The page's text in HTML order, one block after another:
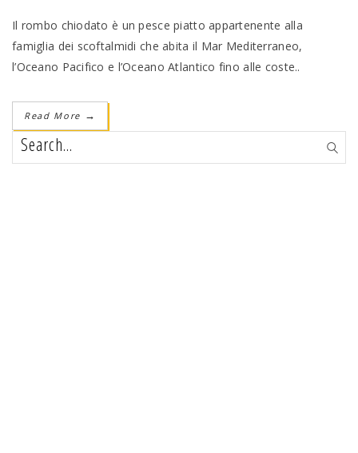
Il rombo chiodato è un pesce piatto appartenente alla
famiglia dei scoftalmidi che abita il Mar Mediterraneo,
l’Oceano Pacifico e l’Oceano Atlantico fino alle coste..
Read More →